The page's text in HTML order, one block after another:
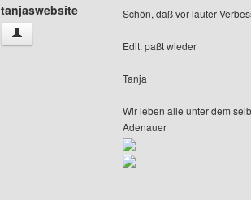
tanjaswebsite
tanjaswebsite Benutzer-Profile anzeigen
Schön, daß vor lauter
Edit: paßt wieder
Tanja
Wir leben alle unter dem
Adenauer